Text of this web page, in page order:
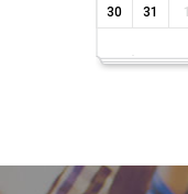
30
31 1